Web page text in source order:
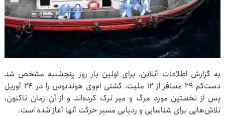
به گزارش اطلاعات آنلاین، برای اولین بار روز پنجشنبه مشخص شد
دست‌کم ۲۹ مسافر از ۱۲ ملیت، کشتی ام‌وی هوندیوس را در ۲۴ آوریل
پس از نخستین مورد مرگ و میر ترک کرده‌اند و از آن زمان تاکنون،
تلاش‌هایی برای شناسایی و ردیابی مسیر حرکت آنها آغاز شده است.